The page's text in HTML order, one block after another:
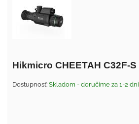
Hikmicro CHEETAH C32F-S
Dostupnosť: Skladom - doručíme za 1-2 dni